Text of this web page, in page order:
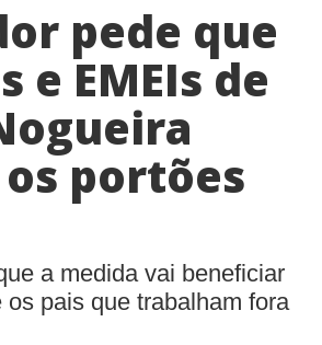
BUSCAR
pede que
e EMEIs de
portões
a medida vai beneficiar
os pais que trabalham fora